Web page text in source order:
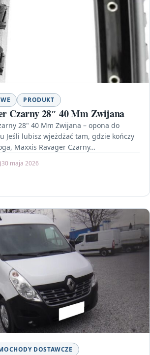
PRODUKT
Czarny 28″ 40 Mm Zwijana
28" 40 Mm Zwijana – opona do
Jeśli lubisz wjeżdżać tam, gdzie kończy
Maxxis Ravager Czarny…
30 maja 2026
DOSTAWCZE